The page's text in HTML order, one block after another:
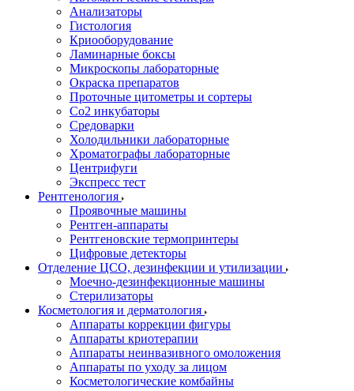
Анализаторы
Гистология
Криооборудование
Ламинарные боксы
Микроскопы лабораторные
Окраска препаратов
Проточные цитометры и сортеры
Со2 инкубаторы
Средоварки
Холодильники лабораторные
Хроматографы лабораторные
Центрифуги
Экспресс тест
Рентгенология
Проявочные машины
Рентген-аппараты
Рентгеновские термопринтеры
Цифровые детекторы
Отделение ЦСО, дезинфекции и утилизации
Моечно-дезинфекционные машины
Стерилизаторы
Косметология и дерматология
Аппараты коррекции фигуры
Аппараты криотерапии
Аппараты неинвазивного омоложения
Аппараты по уходу за лицом
Косметологические комбайны